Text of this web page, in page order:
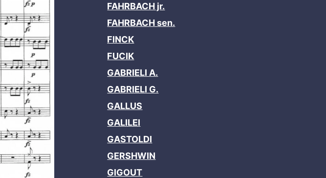
FAHRBACH jr.
FAHRBACH sen.
FINCK
FUCIK
GABRIELI A.
GABRIELI G.
GALLUS
GALILEI
GASTOLDI
GERSHWIN
GIGOUT